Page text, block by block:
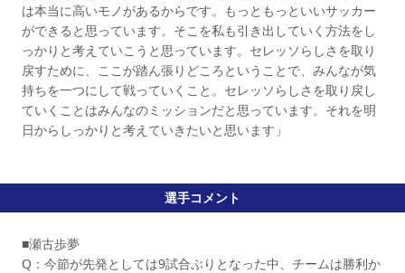
は本当に高いモノがあるからです。もっともっといいサッカー
ができると思っています。そこを私も引き出していく方法をし
っかりと考えていこうと思っています。セレッソらしさを取り
戻すために、ここが踏ん張りどころということで、みんなが気
持ちを一つにして戦っていくこと。セレッソらしさを取り戻し
ていくことはみんなのミッションだと思っています。それを明
日からしっかりと考えていきたいと思います」
選手コメント
■瀬古歩夢
Q：今節が先発としては9試合ぶりとなった中、チームは勝利か